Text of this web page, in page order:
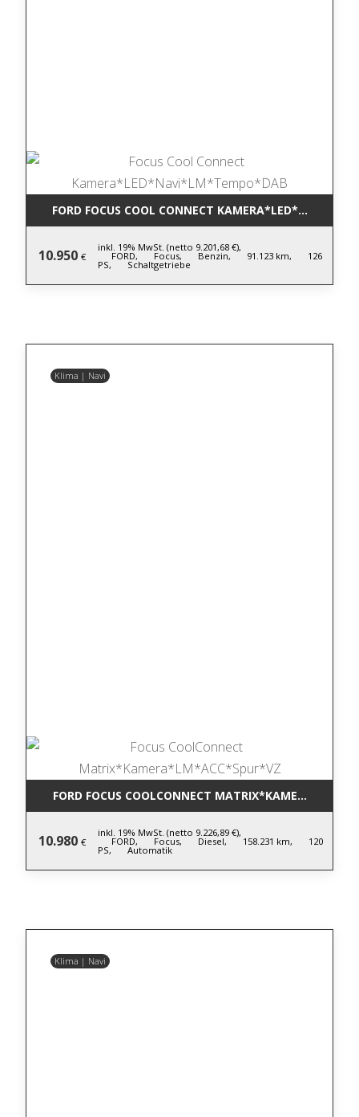
FORD FOCUS COOL CONNECT
10.950 €
inkl. 19% MwSt. (netto 9.201,68 €),
FORD, Focus, Benzin, 91.123 km, 126
PS, Schaltgetriebe
Klima | Navi
FORD FOCUS COOLCONNECT
10.980 €
inkl. 19% MwSt. (netto 9.226,89 €),
FORD, Focus, Diesel, 158.231 km, 120
PS, Automatik
Klima | Navi